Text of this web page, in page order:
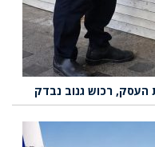
העסק, רכוש גנוב נבדק